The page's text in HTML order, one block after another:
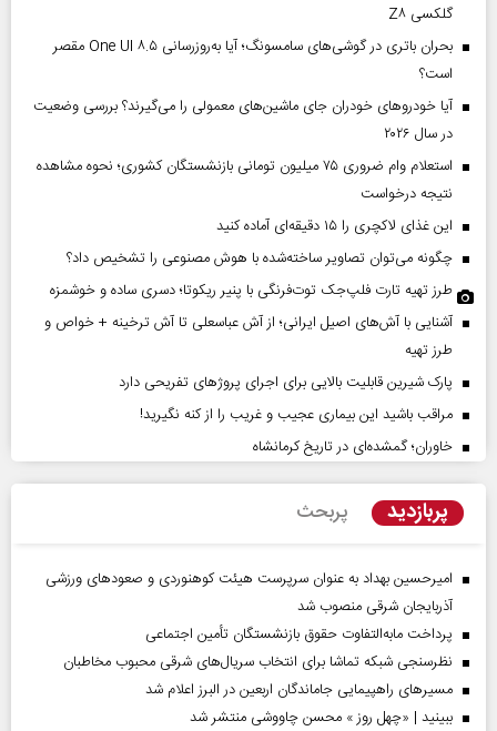
گلکسی Z۸
بحران باتری در گوشی‌های سامسونگ؛ آیا به‌روزرسانی One UI ۸.۵ مقصر
است؟
آیا خودروهای خودران جای ماشین‌های معمولی را می‌گیرند؟ بررسی وضعیت
در سال ۲۰۲۶
استعلام وام ضروری ۷۵ میلیون تومانی بازنشستگان کشوری؛ نحوه مشاهده
نتیجه درخواست
این غذای لاکچری را ۱۵ دقیقه‌ای آماده کنید
چگونه می‌توان تصاویر ساخته‌شده با هوش مصنوعی را تشخیص داد؟
طرز تهیه تارت فلپ‌جک توت‌فرنگی با پنیر ریکوتا؛ دسری ساده و خوشمزه
آشنایی با آش‌های اصیل ایرانی؛ از آش عباسعلی تا آش ترخینه + خواص و
طرز تهیه
پارک شیرین قابلیت‌ بالایی برای اجرای پروژهای تفریحی دارد
مراقب باشید این بیماری عجیب و غریب را از کنه نگیرید!
خاوران؛ گمشده‌ای در تاریخ کرمانشاه
پربازدید پربحث
امیرحسین بهداد به عنوان سرپرست هیئت کوهنوردی و صعودهای ورزشی
آذربایجان شرقی منصوب شد
پرداخت مابه‌التفاوت حقوق بازنشستگان تأمین اجتماعی
نظرسنجی شبکه تماشا برای انتخاب سریال‌های شرقی محبوب مخاطبان
مسیر‌های راهپیمایی جاماندگان اربعین در البرز اعلام شد
ببینید | «چهل روز » محسن چاووشی منتشر شد